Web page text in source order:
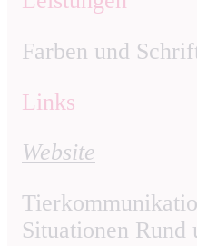
Farben und
Links
Website
Situationen Rund